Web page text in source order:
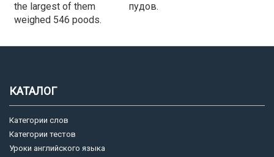
the largest of them
weighed 546 poods.
пудов.
КАТАЛОГ
Категории слов
Категории тестов
Уроки английского языка